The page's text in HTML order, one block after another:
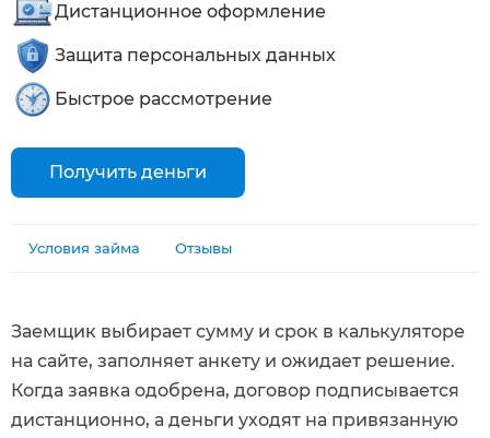
Дистанционное оформление
Защита персональных данных
Быстрое рассмотрение
Получить деньги
Условия займа Отзывы
Заемщик выбирает сумму и срок в калькуляторе
на сайте, заполняет анкету и ожидает решение.
Когда заявка одобрена, договор подписывается
дистанционно, а деньги уходят на привязанную